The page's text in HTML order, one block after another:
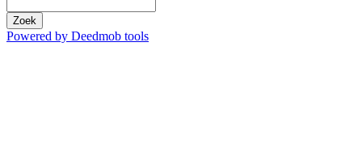
Zoek
Powered by Deedmob tools